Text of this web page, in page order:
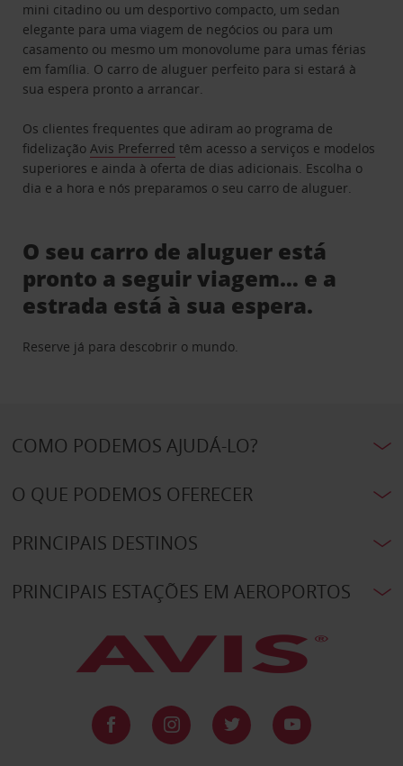
mini citadino ou um desportivo compacto, um sedan
elegante para uma viagem de negócios ou para um
casamento ou mesmo um monovolume para umas férias
em família. O carro de aluguer perfeito para si estará à
sua espera pronto a arrancar.
Os clientes frequentes que adiram ao programa de
fidelizaçãoAvis Preferred têm acesso a serviços e modelos
superiores e ainda à oferta de dias adicionais. Escolha o
dia e a hora e nós preparamos o seu carro de aluguer.
O seu carro de aluguer está
pronto a seguir viagem… e a
estrada está à sua espera.
Reserve já para descobrir o mundo.
COMO PODEMOS AJUDÁ-LO?
O QUE PODEMOS OFERECER
PRINCIPAIS DESTINOS
PRINCIPAIS ESTAÇÕES EM AEROPORTOS